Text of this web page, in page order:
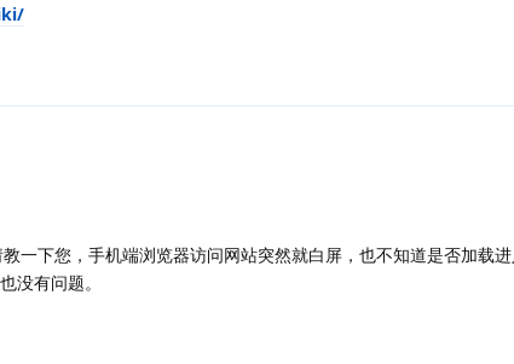
一下您，手机端浏览器访问网站突然就白屏，也不知道是否加载
没有问题。